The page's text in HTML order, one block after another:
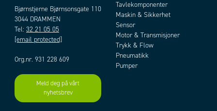
Bjørnstjerne Bjørnsonsgate 110
3044 DRAMMEN
Tel: 32 21 05 05
[email protected]
Org.nr. 931 228 609
Meld deg på vårt
nyhetsbrev
Tavlekomponenter
Maskin & Sikkerhet
Sensor
Motor & Transmisjoner
Trykk & Flow
Pneumatikk
Pumper